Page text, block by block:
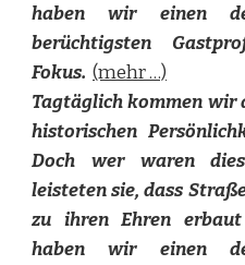
haben wir einen
berüchtigsten
Fokus. (mehr …)
Tagtäglich kommen wir
historischen
Doch wer waren
leisteten sie, dass
zu ihren Ehren erbaut
haben wir einen